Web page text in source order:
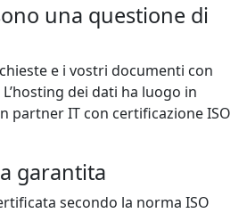
una questione di
e i vostri documenti con
dei dati ha luogo in
partner IT con certificazione ISO
garantita
secondo la norma ISO